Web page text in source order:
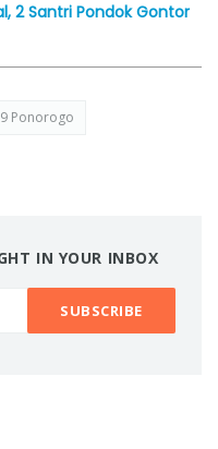
2 Santri Pondok Gontor
Ponorogo
IN YOUR INBOX